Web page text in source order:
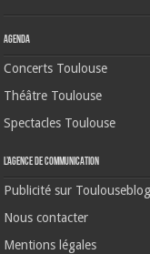
Agenda
Concerts Toulouse
Théâtre Toulouse
Spectacles Toulouse
L’agence de communication
Publicité sur Toulouseblog
Nous contacter
Mentions légales